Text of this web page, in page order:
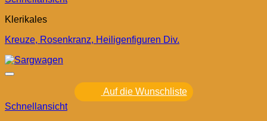
Klerikales
Kreuze, Rosenkranz, Heiligenfiguren Div.
Auf die Wunschliste
Schnellansicht